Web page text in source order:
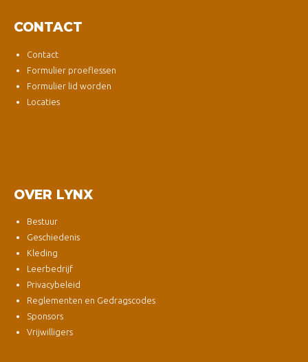
CONTACT
Contact
Formulier proeflessen
Formulier lid worden
Locaties
OVER LYNX
Bestuur
Geschiedenis
Kleding
Leerbedrijf
Privacybeleid
Reglementen en Gedragscodes
Sponsors
Vrijwilligers